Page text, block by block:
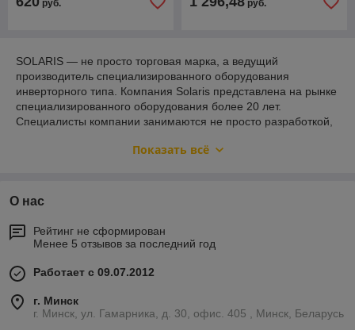
руб. руб.
SOLARIS — не просто торговая марка, а ведущий
производитель специализированного оборудования
инверторного типа. Компания Solaris представлена на рынке
специализированного оборудования более 20 лет.
Специалисты компании занимаются не просто разработкой,
оборудования, но и создают инверторы нового поколения.
проектирование и создание сварочных инверторов. Именно
Европе.
Особенности и характеристики
сварочного инвертора Solaris
Solaris зарекомендовал себя как высококачественный
производитель. Сварочные аппараты инверторного типа для
Показать всё
О нас
Рейтинг не сформирован
Менее 5 отзывов за последний год
Работает с 09.07.2012
г. Минск
г. Минск, ул. Гамарника, д. 30, офис. 405 , Минск, Беларусь